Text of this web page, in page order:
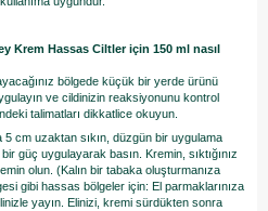
Krem Hassas Ciltler için 150 ml nasıl
bölgede küçük bir yerde ürünü
ve cildinizin reaksiyonunu kontrol
talimatları dikkatlice okuyun.
cm uzaktan sıkın, düzgün bir uygulama
güç uygulayarak basın. Kremin, sıktığınız
olun. (Kalın bir tabaka oluşturmanıza
gibi hassas bölgeler için: El parmaklarınıza
yayın. Elinizi, kremi sürdükten sonra